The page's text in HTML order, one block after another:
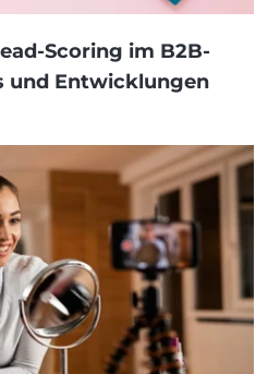
Scoring im B2B-
und Entwicklungen